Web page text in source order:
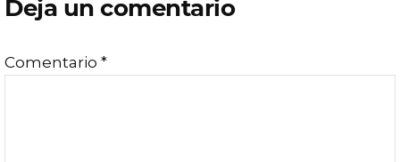
con
los
Deja un comentario
Comentario *